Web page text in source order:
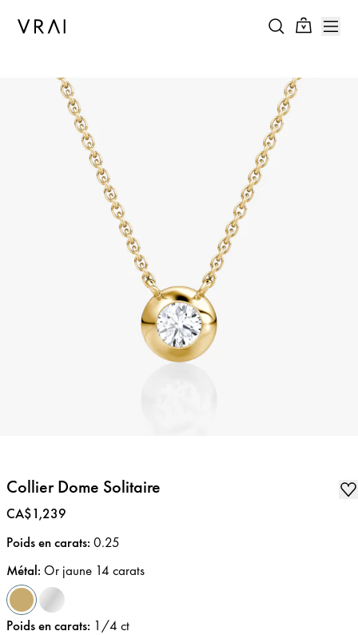
Collier Dome Solitaire
Prix:
CA$1,239
Poids en carats: 0.25
Métal: Or jaune 14 carats
Poids en carats: 1/4 ct